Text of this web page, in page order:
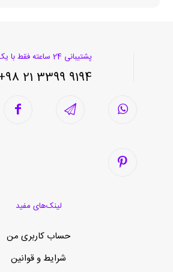
پشتیبانی 24 ساعته فقط با یک تماس
9194 3399 21 98+
لینک‌های مفید
حساب کاربری من
شرایط و قوانین